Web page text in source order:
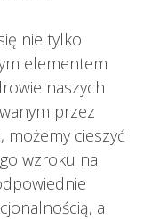
nie tylko
elementem
naszych
przez
cieszyć
wzroku na
a